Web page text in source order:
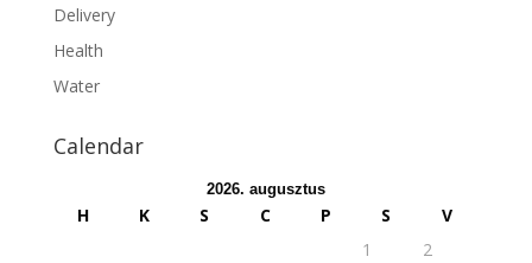
Delivery
Health
Water
Calendar
2026. augusztus
H K S C P S
V
1
2